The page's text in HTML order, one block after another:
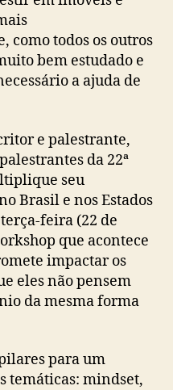
como todos os outros
bem estudado e
a ajuda de
e palestrante,
da 22ª
seu
Brasil e nos Estados
feira (22 de
que acontece
impactar os
eles não pensem
da mesma forma
para um
temáticas: mindset,